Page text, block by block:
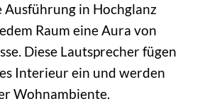
Ausführung in Hochglanz
Raum eine Aura von
Diese Lautsprecher fügen
Interieur ein und werden
Wohnambiente.